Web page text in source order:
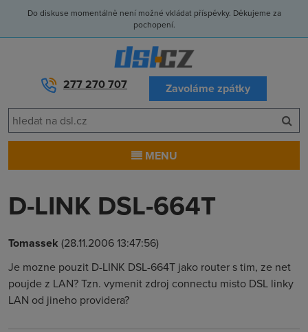
Do diskuse momentálně není možné vkládat příspěvky. Děkujeme za
pochopení.
277 270 707 Zavoláme zpátky
MENU
D-LINK DSL-664T
Tomassek (28.11.2006 13:47:56)
Je mozne pouzit D-LINK DSL-664T jako router s tim, ze net
poujde z LAN? Tzn. vymenit zdroj connectu misto DSL linky
LAN od jineho providera?